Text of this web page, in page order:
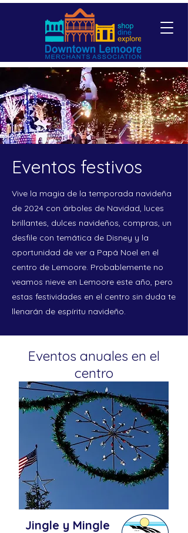
Eventos festivos
Vive la magia de la temporada navideña
de 2024 con árboles de Navidad, luces
brillantes, dulces navideños, compras, un
desfile con temática de Disney y la
oportunidad de ver a Papá Noel en el
centro de Lemoore. Probablemente no
veamos nieve en Lemoore este año, pero
estas festividades en el centro sin duda te
llenarán de espíritu navideño.
Eventos anuales en el
centro
Jingle y Mingle